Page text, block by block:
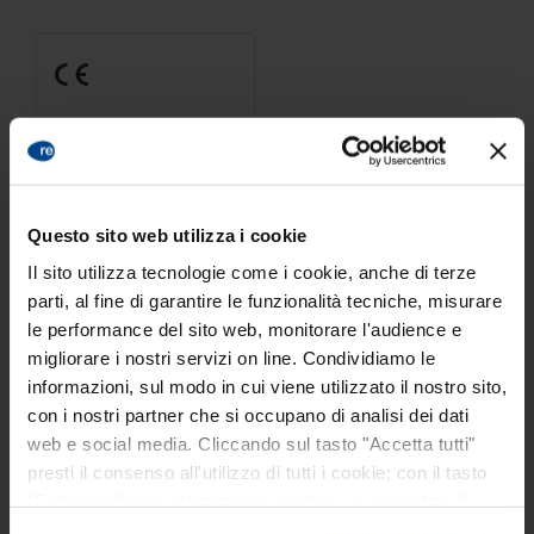
Questo sito web utilizza i cookie
Il sito utilizza tecnologie come i cookie, anche di terze
parti, al fine di garantire le funzionalità tecniche, misurare
le performance del sito web, monitorare l'audience e
migliorare i nostri servizi on line. Condividiamo le
informazioni, sul modo in cui viene utilizzato il nostro sito,
con i nostri partner che si occupano di analisi dei dati
web e social media. Cliccando sul tasto "Accetta tutti"
presti il consenso all'utilizzo di tutti i cookie; con il tasto